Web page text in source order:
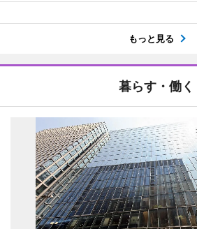
もっと見る
暮らす・働く